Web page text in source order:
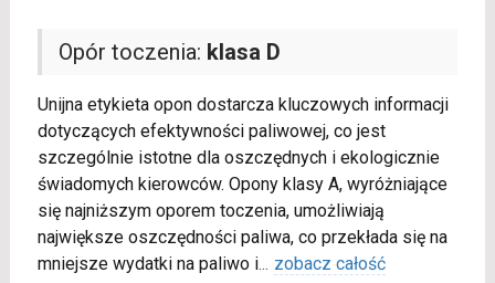
Opór toczenia: klasa D
Unijna etykieta opon dostarcza kluczowych informacji
dotyczących efektywności paliwowej, co jest
szczególnie istotne dla oszczędnych i ekologicznie
świadomych kierowców. Opony klasy A, wyróżniające
się najniższym oporem toczenia, umożliwiają
największe oszczędności paliwa, co przekłada się na
mniejsze wydatki na paliwo i... zobacz całość